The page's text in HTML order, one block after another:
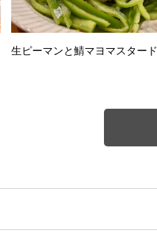
生ピーマンと鯖マヨマスタード